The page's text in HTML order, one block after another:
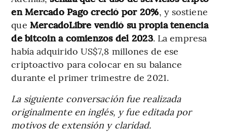
en Mercado Pago creció por 20%, y sostiene
que MercadoLibre vendió su propia tenencia
de bitcoin a comienzos del 2023. La empresa
había adquirido US$7,8 millones de ese
criptoactivo para colocar en su balance
durante el primer trimestre de 2021.
La siguiente conversación fue realizada
originalmente en inglés, y fue editada por
motivos de extensión y claridad.